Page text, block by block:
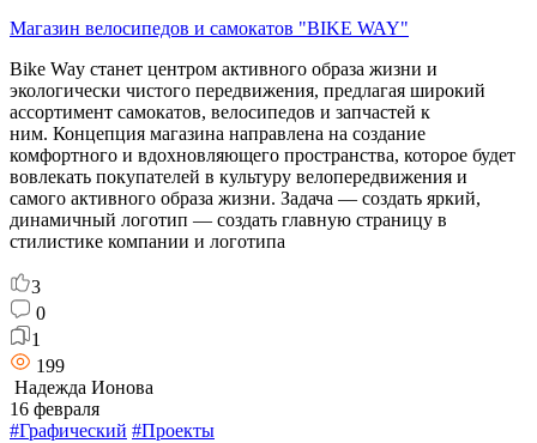
Магазин велосипедов и самокатов "BIKE WAY"
Bike Way станет центром активного образа жизни и
экологически чистого передвижения, предлагая широкий
ассортимент самокатов, велосипедов и запчастей к
ним. Концепция магазина направлена на создание
комфортного и вдохновляющего пространства, которое будет
вовлекать покупателей в культуру велопередвижения и
самого активного образа жизни. Задача — создать яркий,
динамичный логотип — создать главную страницу в
стилистике компании и логотипа
3
0
1
199
Надежда Ионова
16 февраля
#Графический #Проекты